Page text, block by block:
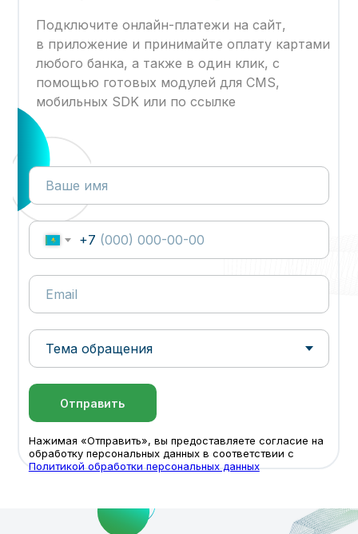
Подключите онлайн-платежи на сайт,
в приложение и принимайте оплату картами
любого банка, а также в один клик, с
помощью готовых модулей для CMS,
мобильных SDK или по ссылке
+7
Отправить
Нажимая «Отправить», вы предоставляете согласие на
обработку персональных данных в соответствии с
Политикой обработки персональных данных